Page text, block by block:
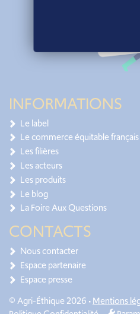
INFORMATIONS
Le label
Le commerce équitable français
Les filières
Les acteurs
Les produits
Le blog
La Foire Aux Questions
CONTACTS
Nous contacter
Espace partenaire
Espace presse
© Agri-Éthique 2026 •Mentions